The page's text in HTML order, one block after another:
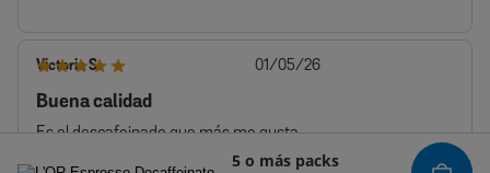
5 o más packs
Victoria S.
Buena calidad
Es el descafeinado que más me gusta
Fecha
01/05/26